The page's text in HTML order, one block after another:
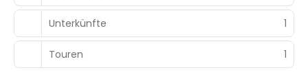
Unterkünfte 1
Touren 1